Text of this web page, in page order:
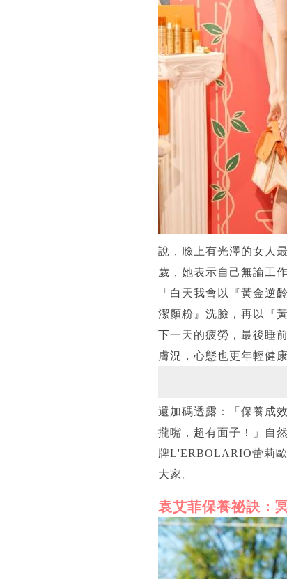
說，臉上有光澤的女人
歲，她表示自己無論工
「白天我會以『黃金逆
潔顏粉』洗臉，再以『
下一天的疲勞，最後睡
膚況，心態也更年輕健康
還加碼透露：「保養成
攏嘴，超有面子！」自
牌L'ERBOLARIO蕾莉
大家。
袁艾菲保養祕訣：